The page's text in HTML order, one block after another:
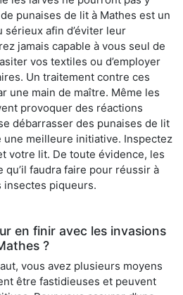
punaises de lit à Mathes est un
afin d’éviter leur
jamais capable à vous seul de
vos textiles ou d’employer
Un traitement contre ces
une main de maître. Même les
provoquer des réactions
débarrasser des punaises de lit
meilleure initiative. Inspectez
votre lit. De toute évidence, les
faudra faire pour réussir à
insectes piqueurs.
en finir avec les invasions
?
vous avez plusieurs moyens
être fastidieuses et peuvent